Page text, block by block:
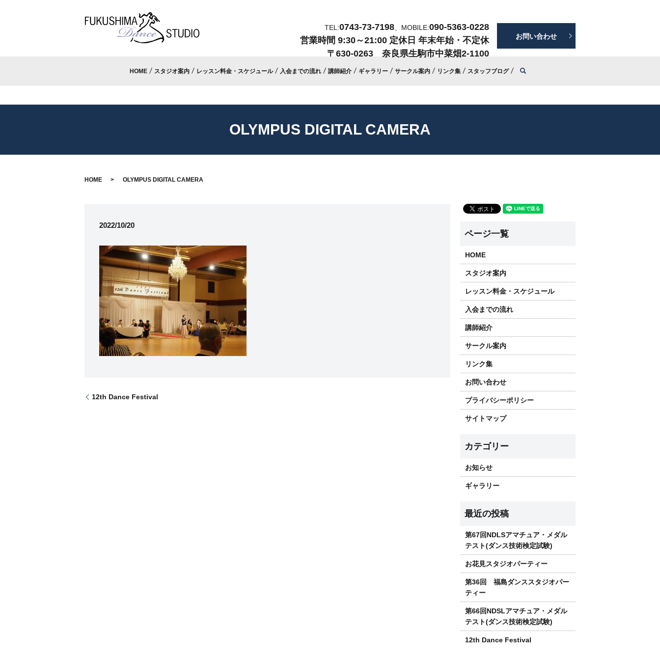
TEL:0743-73-7198 、MOBILE:090-5363-0228
営業時間 9:30～21:00 定休日 年末年始・不定休
〒630-0263 奈良県生駒市中菜畑2-1100
お問い合わせ
HOME スタジオ案内 レッスン料金・スケジュール 入会までの流れ 講師紹介 ギャラリー サークル案内 リンク集 スタッフブログ
OLYMPUS DIGITAL CAMERA
HOME OLYMPUS DIGITAL CAMERA
2022/10/20
12th Dance Festival
HOME
スタジオ案内
レッスン料金・スケジュール
入会までの流れ
講師紹介
サークル案内
リンク集
お問い合わせ
プライバシーポリシー
サイトマップ
お知らせ
ギャラリー
第67回NDLSアマチュア・メダル
テスト(ダンス技術検定試験)
お花見スタジオパーティー
第36回 福島ダンススタジオパー
ティー
第66回NDSLアマチュア・メダル
テスト(ダンス技術検定試験)
12th Dance Festival